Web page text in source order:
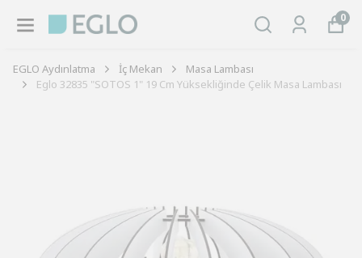
0
EGLO Aydınlatma İç Mekan
Masa Lambası
Eglo 32835 "SOTOS 1" 19 Cm Yüksekliğinde Çelik Masa Lambası